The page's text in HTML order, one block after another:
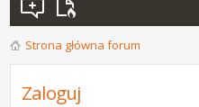
Strona główna forum
Zaloguj